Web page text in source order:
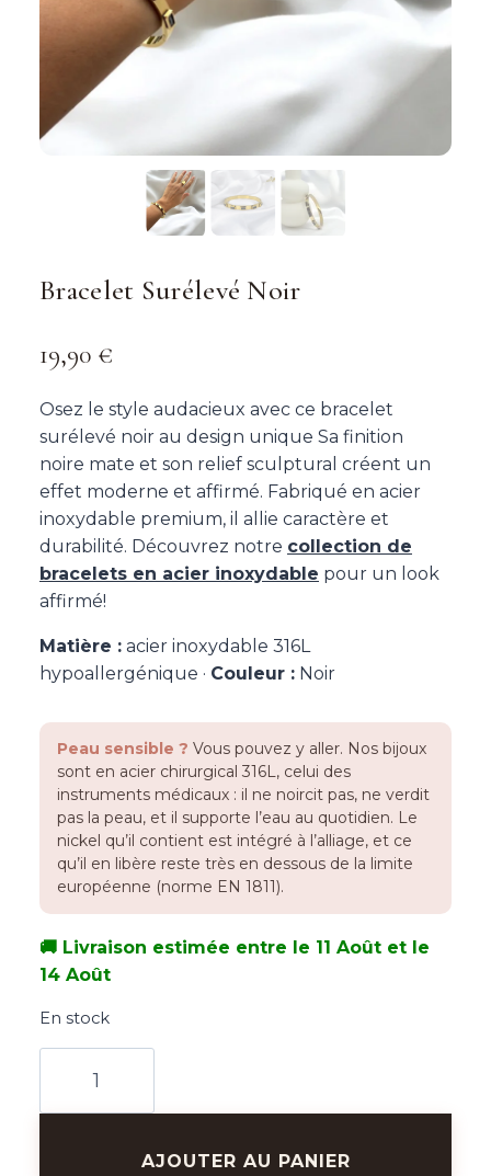
Bracelet Surélevé Noir
19,90 €
Osez le style audacieux avec ce bracelet
surélevé noir au design unique Sa finition
noire mate et son relief sculptural créent un
effet moderne et affirmé. Fabriqué en acier
inoxydable premium, il allie caractère et
durabilité. Découvrez notre collection de
bracelets en acier inoxydable pour un look
affirmé!
Matière : acier inoxydable 316L
hypoallergénique · Couleur : Noir
Peau sensible ? Vous pouvez y aller. Nos bijoux
sont en acier chirurgical 316L, celui des
instruments médicaux : il ne noircit pas, ne verdit
pas la peau, et il supporte l’eau au quotidien. Le
nickel qu’il contient est intégré à l’alliage, et ce
qu’il en libère reste très en dessous de la limite
européenne (norme EN 1811).
🚚 Livraison estimée entre le 11 Août et le
14 Août
En stock
Bracelet
AJOUTER AU PANIER